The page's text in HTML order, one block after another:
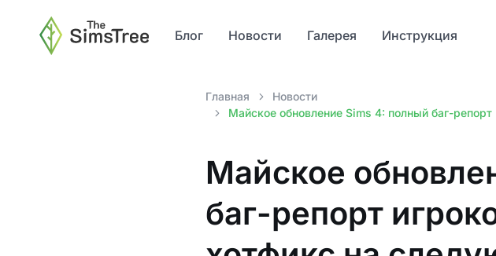
Блог Новости Галерея Инструкция
Главная
Новости
Майское обновление Sims 4: полный баг-
Майское
баг-репорт